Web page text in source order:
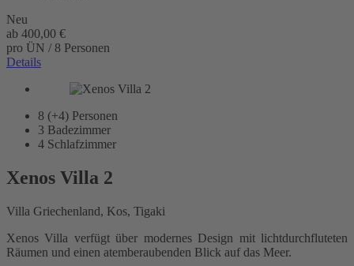
Neu
ab 400,00 €
pro ÜN / 8 Personen
Details
8 (+4) Personen
3 Badezimmer
4 Schlafzimmer
Xenos Villa 2
Villa Griechenland, Kos, Tigaki
Xenos Villa verfügt über modernes Design mit lichtdurchfluteten
Räumen und einen atemberaubenden Blick auf das Meer.